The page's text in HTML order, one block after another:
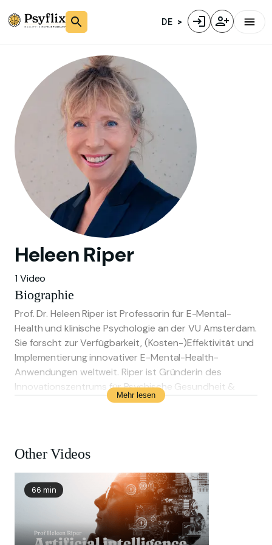
DE
Heleen Riper
1 Video
Biographie
Prof. Dr. Heleen Riper ist Professorin für E-Mental-
Health und klinische Psychologie an der VU Amsterdam.
Sie forscht zur Verfügbarkeit, (Kosten-)Effektivität und
Implementierung innovativer E-Mental-Health-
Anwendungen weltweit. Riper ist Gründerin des
Innovationszentrums für Psychische Gesundheit &
Technologie am Trimbos-Institut in Utrecht und
Mehr lesen
Other Videos
66 min